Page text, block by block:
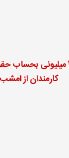
غافلگیری دولت با واریزی 4
کارمندان از امشب